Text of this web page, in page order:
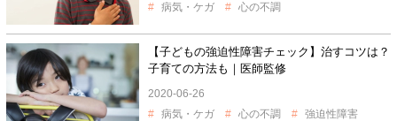
病気・ケガ
心の不調
【子どもの強迫性障害チェック】治すコツは？
子育ての方法も｜医師監修
2020-06-26
病気・ケガ
心の不調 強迫性障害